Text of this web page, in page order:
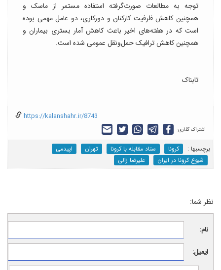
توجه به مطالعات صورت‌گرفته استفاده مستمر از ماسک و
همچنین کاهش ظرفیت کارکنان و دورکاری، دو عامل مهمی بوده
است که در هفته‌های اخیر باعث کاهش آمار بستری بیماران و
همچنین کاهش ترافیک حمل‌ونقل عمومی شده است.
تابناک
https://kalanshahr.ir/8743
اشتراک گذاری:
برچسب‎ها : کرونا ستاد مقابله با کرونا تهران
اپیدمی
شیوع کرونا در ایران
علیرضا زالی
نظر شما:
نام:
ایمیل: